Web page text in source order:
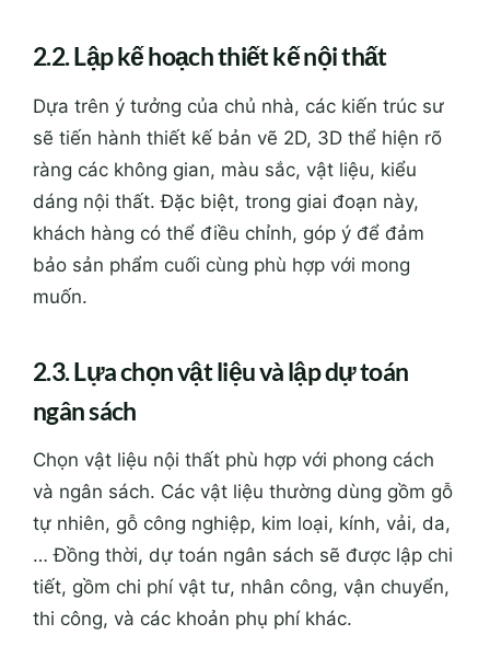
2.2. Lập kế hoạch thiết kế nội thất
Dựa trên ý tưởng của chủ nhà, các kiến trúc sư
sẽ tiến hành thiết kế bản vẽ 2D, 3D thể hiện rõ
ràng các không gian, màu sắc, vật liệu, kiểu
dáng nội thất. Đặc biệt, trong giai đoạn này,
khách hàng có thể điều chỉnh, góp ý để đảm
bảo sản phẩm cuối cùng phù hợp với mong
muốn.
2.3. Lựa chọn vật liệu và lập dự toán
ngân sách
Chọn vật liệu nội thất phù hợp với phong cách
và ngân sách. Các vật liệu thường dùng gồm gỗ
tự nhiên, gỗ công nghiệp, kim loại, kính, vải, da,
… Đồng thời, dự toán ngân sách sẽ được lập chi
tiết, gồm chi phí vật tư, nhân công, vận chuyển,
thi công, và các khoản phụ phí khác.